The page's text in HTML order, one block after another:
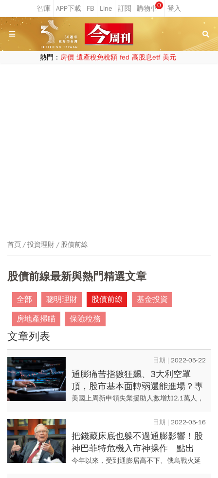
0
熱門： 房價 遺產稅免稅額 fed 高股息etf 美元
首頁 投資理財 股債前線
股債前線最新與熱門精選文章
全部 聰明理財 股債前線
基金投資
房地產掃瞄
保險稅務
文章列表
2022-05-22
通膨痛苦指數狂飆、3大利空罩
頂，股市基本面轉弱還能進場？專
家：這「兩族群」領軍向前衝
美國上周新申領失業援助人數增加2.1萬人，
周平均新申領失業援助人數增加逾8200人，
達到19.9...
2022-05-16
把錢藏床底也躲不過通膨影響！股
神巴菲特危機入市神操作 點出
2022最重要投資方向
今年以來，受到通膨居高不下、俄烏戰火延